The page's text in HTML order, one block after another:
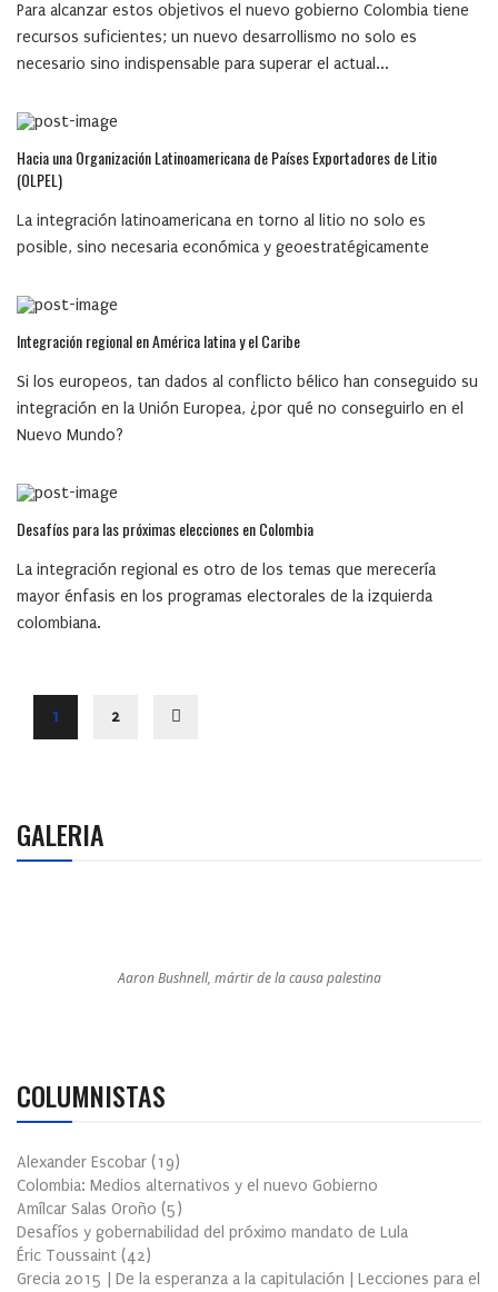
Para alcanzar estos objetivos el nuevo gobierno Colombia tiene
recursos suficientes; un nuevo desarrollismo no solo es
necesario sino indispensable para superar el actual...
Hacia una Organización Latinoamericana de Países Exportadores de Litio
(OLPEL)
La integración latinoamericana en torno al litio no solo es
posible, sino necesaria económica y geoestratégicamente
Integración regional en América latina y el Caribe
Si los europeos, tan dados al conflicto bélico han conseguido su
integración en la Unión Europea, ¿por qué no conseguirlo en el
Nuevo Mundo?
Desafíos para las próximas elecciones en Colombia
La integración regional es otro de los temas que merecería
mayor énfasis en los programas electorales de la izquierda
colombiana.
1 2
GALERIA
Aaron Bushnell, mártir de la causa palestina
COLUMNISTAS
Alexander Escobar (19)
Colombia: Medios alternativos y el nuevo Gobierno
Amílcar Salas Oroño (5)
Desafíos y gobernabilidad del próximo mandato de Lula
Éric Toussaint (42)
Grecia 2015 | De la esperanza a la capitulación | Lecciones para el